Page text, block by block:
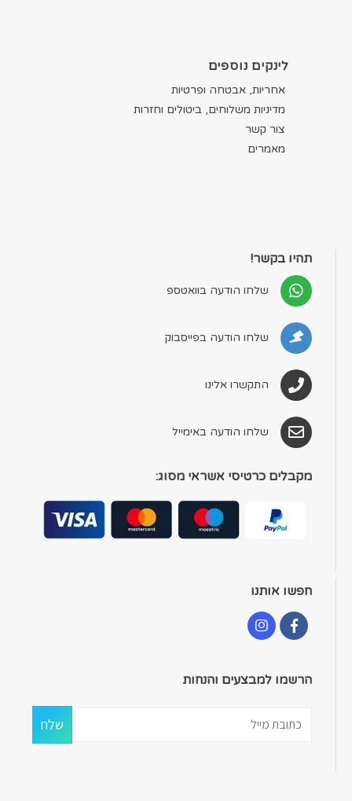
לינקים נוספים
אחריות, אבטחה ופרטיות
מדיניות משלוחים, ביטולים וחזרות
צור קשר
מאמרים
תהיו בקשר!
שלחו הודעה בוואטספ
שלחו הודעה בפייסבוק
התקשרו אלינו
שלחו הודעה באימייל
מקבלים כרטיסי אשראי מסוג:
חפשו אותנו
הרשמו למבצעים והנחות